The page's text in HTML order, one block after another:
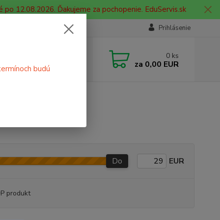
12.08.2026. Ďakujeme za pochopenie. EduServis.sk
Prihlásenie
od 9:00 hod. - 16:00 hod.
0 ks
za 0,00 EUR
Do EUR
produkt
budú